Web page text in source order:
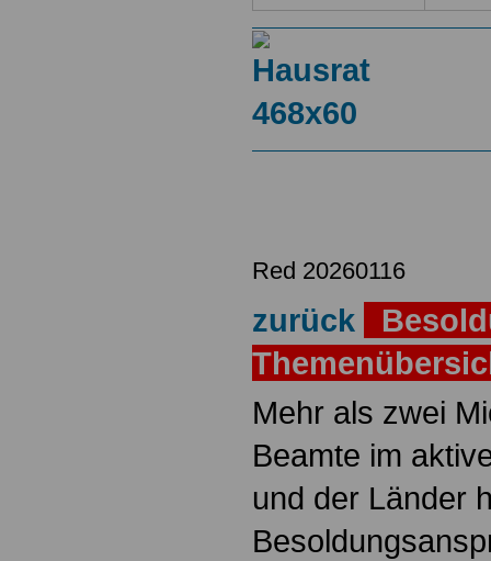
Red 20260116
zurück
Mehr als zwei
Beamte im
und der Länder